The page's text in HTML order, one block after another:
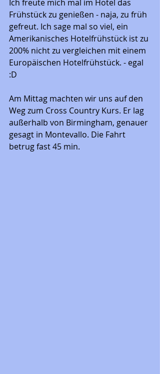
Ich freute mich mal im Hotel das
Frühstück zu genießen - naja, zu früh
gefreut. Ich sage mal so viel, ein
Amerikanisches Hotelfrühstück ist zu
200% nicht zu vergleichen mit einem
Europäischen Hotelfrühstück. - egal
:D
Am Mittag machten wir uns auf den
Weg zum Cross Country Kurs. Er lag
außerhalb von Birmingham, genauer
gesagt in Montevallo. Die Fahrt
betrug fast 45 min.